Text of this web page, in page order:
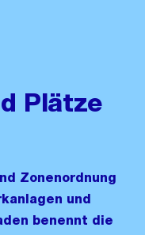
Plätze
Zonenordnung
und
benennt die